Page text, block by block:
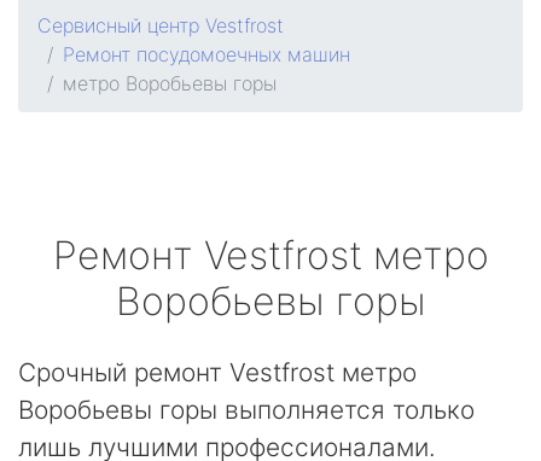
Сервисный центр Vestfrost
Ремонт посудомоечных машин
метро Воробьевы горы
Ремонт Vestfrost метро
Воробьевы горы
Срочный ремонт Vestfrost метро
Воробьевы горы выполняется только
лишь лучшими профессионалами.